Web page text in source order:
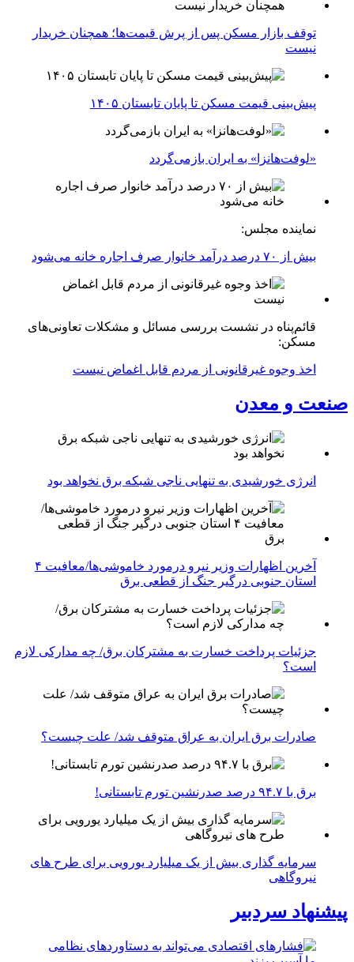
توقف بازار مسکن پس از پرش قیمت‌ها؛ همچنان خریدار
نیست
پیش‌بینی قیمت مسکن تا پایان تابستان ۱۴۰۵
«لوفت‌هانزا» به ایران بازمی‌گردد
نماینده مجلس:
بیش از ۷۰ درصد درآمد خانوار صرف اجاره خانه می‌شود
قائم‌پناه در نشست بررسی مسائل و مشکلات تعاونی‌های
مسکن:
اخذ وجوه غیرقانونی از مردم قابل اغماض نیست
صنعت و معدن
انرژی خورشیدی به تنهایی ناجی شبکه برق نخواهد بود
آخرین اظهارات وزیر نیرو درمورد خاموشی‌ها/معافیت ۴
استان جنوبی درگیر جنگ از قطعی برق
جزئیات پرداخت خسارت به مشترکان برق/ چه مدارکی لازم
است؟
صادرات برق ایران به عراق متوقف شد/ علت چیست؟
برق با ۹۴.۷ درصد صدرنشین تورم تابستانی!
سرمایه گذاری بیش از یک میلیارد یورویی برای طرح های
نیروگاهی
پیشنهاد سردبیر